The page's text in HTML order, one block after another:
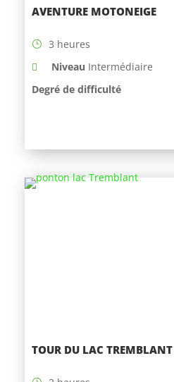
AVENTURE MOTONEIGE
3 heures
Niveau Intermédiaire
Degré de difficulté
TOUR DU LAC TREMBLANT